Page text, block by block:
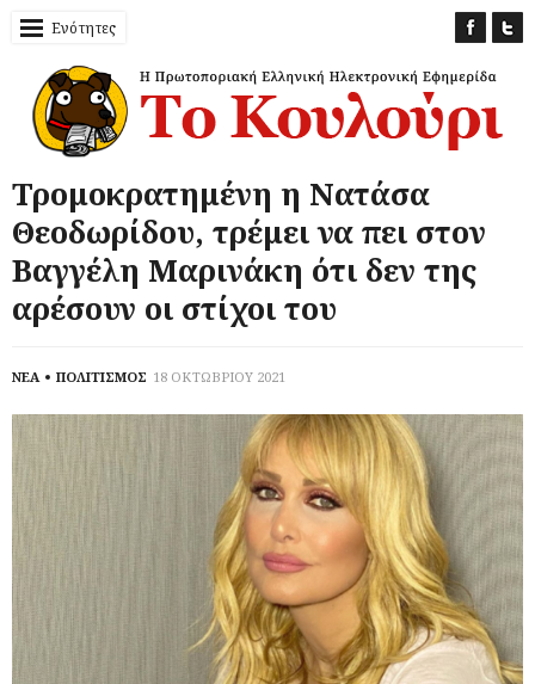
Ενότητες
Τρομοκρατημένη η Νατάσα
Θεοδωρίδου, τρέμει να πει στον
Βαγγέλη Μαρινάκη ότι δεν της
αρέσουν οι στίχοι του
ΝΕΑ ΠΟΛΙΤΙΣΜΟΣ 18 ΟΚΤΩΒΡΙΟΥ 2021